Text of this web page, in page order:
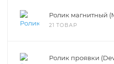
Ролик магнитный
21 ТОВАР
Ролик проявки